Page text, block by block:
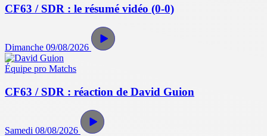
CF63 / SDR : le résumé vidéo (0-0)
Dimanche 09/08/2026
Équipe pro Matchs
CF63 / SDR : réaction de David Guion
Samedi 08/08/2026